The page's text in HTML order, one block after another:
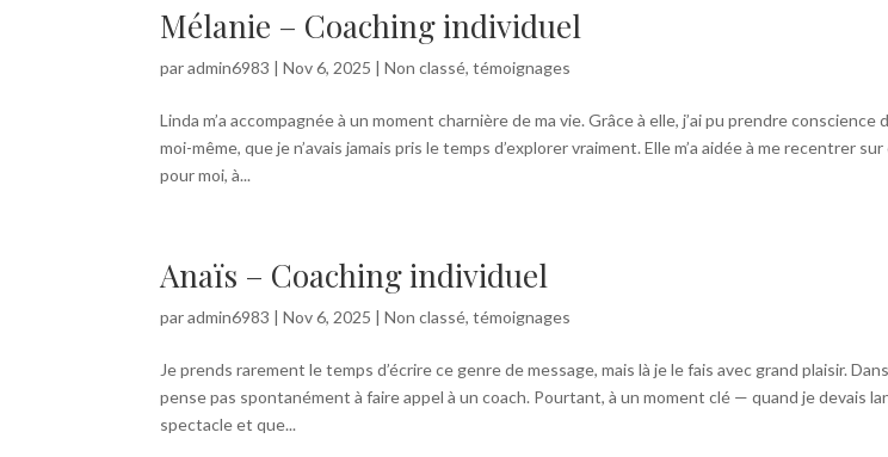
Mélanie – Coaching individuel
paradmin6983 |Nov 6, 2025 |Non classé,témoignages
Linda m’a accompagnée à un moment charnière de ma vie. Grâce à elle, j’ai pu prendre
moi-même, que je n’avais jamais pris le temps d’explorer vraiment. Elle m’a aidée à me recentrer
pour moi, à...
Anaïs – Coaching individuel
paradmin6983 |Nov 6, 2025 |Non classé,témoignages
Je prends rarement le temps d’écrire ce genre de message, mais là je le fais avec grand plaisir.
pense pas spontanément à faire appel à un coach. Pourtant, à un moment clé — quand je devais
spectacle et que...